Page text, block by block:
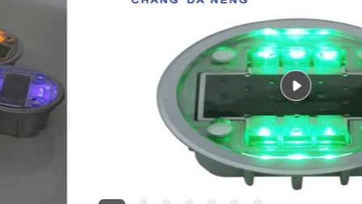
ONLINE
SHOP
PLAN
DU